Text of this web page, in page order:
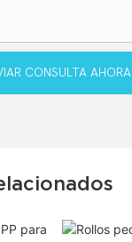
CONSULTA AHORA